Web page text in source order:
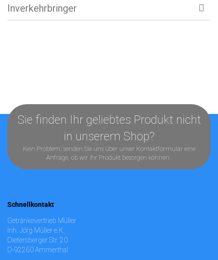
Inverkehrbringer
Sie finden Ihr geliebtes Produkt nicht
in unserem Shop?
Kein Problem, senden Sie uns über unser Kontaktformular eine
Anfrage, ob wir Ihr Produkt besorgen können.
Schnellkontakt
Getränkevertrieb Müller
Inh. Jörg Müller e.K.
Dietersberger Str. 20
D-92260 Ammerthal